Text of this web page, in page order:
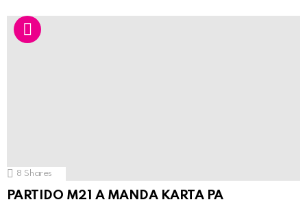
8 Shares
PARTIDO M21 A MANDA KARTA PA